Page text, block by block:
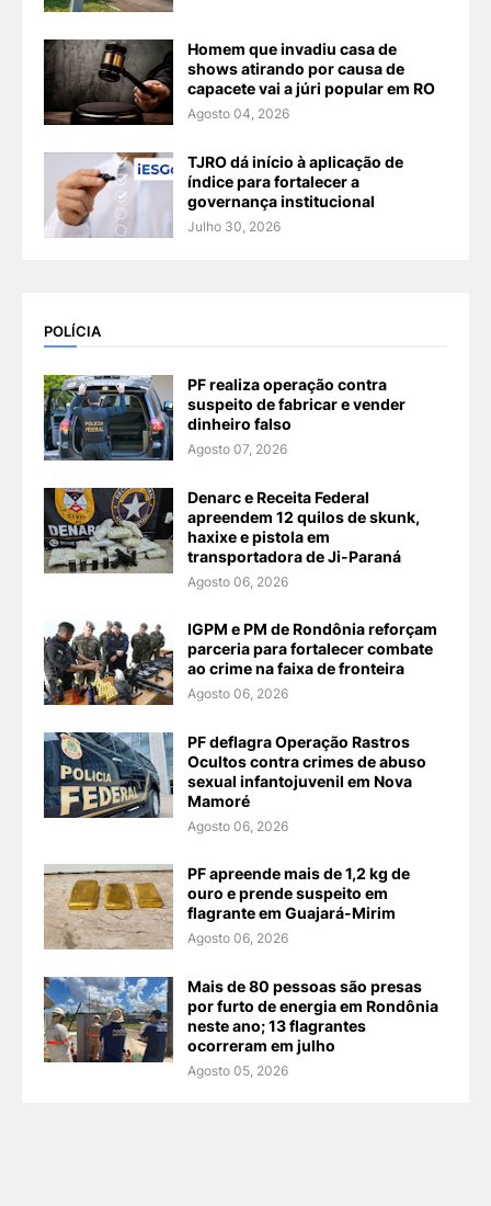
Homem que invadiu casa de
shows atirando por causa de
capacete vai a júri popular em RO
Agosto 04, 2026
TJRO dá início à aplicação de
índice para fortalecer a
governança institucional
Julho 30, 2026
POLÍCIA
PF realiza operação contra
suspeito de fabricar e vender
dinheiro falso
Agosto 07, 2026
Denarc e Receita Federal
apreendem 12 quilos de skunk,
haxixe e pistola em
transportadora de Ji-Paraná
Agosto 06, 2026
IGPM e PM de Rondônia reforçam
parceria para fortalecer combate
ao crime na faixa de fronteira
Agosto 06, 2026
PF deflagra Operação Rastros
Ocultos contra crimes de abuso
sexual infantojuvenil em Nova
Mamoré
Agosto 06, 2026
PF apreende mais de 1,2 kg de
ouro e prende suspeito em
flagrante em Guajará-Mirim
Agosto 06, 2026
Mais de 80 pessoas são presas
por furto de energia em Rondônia
neste ano; 13 flagrantes
ocorreram em julho
Agosto 05, 2026